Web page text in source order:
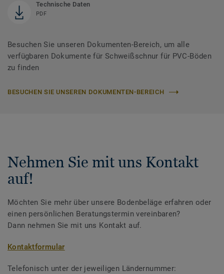
Technische Daten
PDF
Besuchen Sie unseren Dokumenten-Bereich, um alle
verfügbaren Dokumente für Schweißschnur für PVC-Böden
zu finden
BESUCHEN SIE UNSEREN DOKUMENTEN-BEREICH
Nehmen Sie mit uns Kontakt
auf!
Möchten Sie mehr über unsere Bodenbeläge erfahren oder
einen persönlichen Beratungstermin vereinbaren?
Dann nehmen Sie mit uns Kontakt auf.
Kontaktformular
Telefonisch unter der jeweiligen Ländernummer: